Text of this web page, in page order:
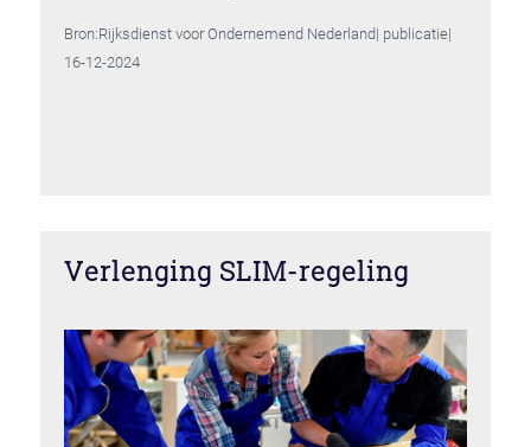
Bron:Rijksdienst voor Ondernemend Nederland| publicatie|
16-12-2024
Verlenging SLIM-regeling